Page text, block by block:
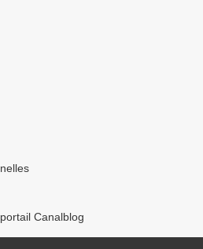
Canalblog